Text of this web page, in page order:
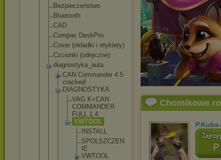
Bezpieczeństwo
Bluetooth
CAD
Compac DeskPro
Cover (okładki i etykiety)
Czcionki (odręczne)
diagnostyka_auta
CAN Commander 4.5
cracked
DIAGNOSTYKA
VAG K+CAN
COMMANDE R
FULL 1.4
VWTOOL
INSTALL
SPOLSZCZEN
IE
VWTOOL
Chomikowe